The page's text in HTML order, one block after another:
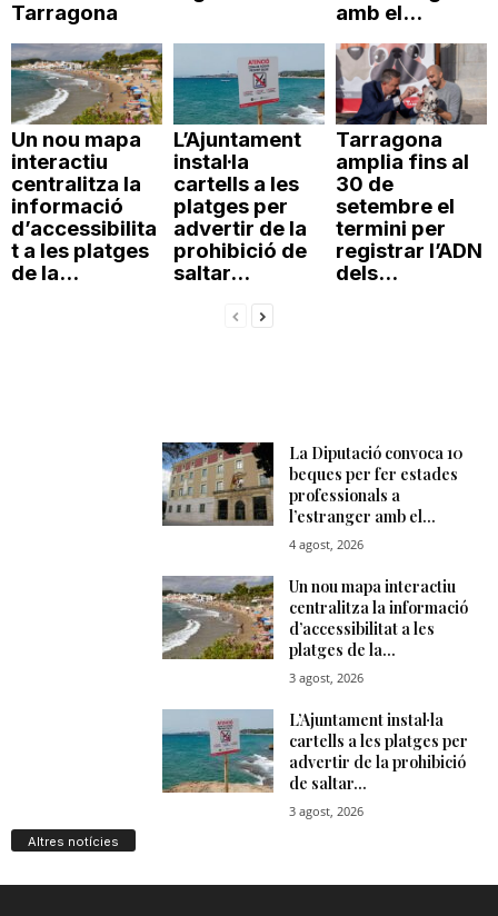
Tarragona
amb el...
Un nou mapa
interactiu
centralitza la
informació
d’accessibilita
t a les platges
de la...
L’Ajuntament
instal·la
cartells a les
platges per
advertir de la
prohibició de
saltar...
Tarragona
amplia fins al
30 de
setembre el
termini per
registrar l’ADN
dels...
Altres notícies